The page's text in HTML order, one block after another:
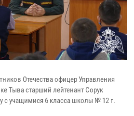
Отечества офицер Управления
Тыва старший лейтенант Сорук
с учащимися 6 класса школы № 12 г.